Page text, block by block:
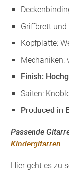
Griffbrett und
Kopfplatte:
Mechaniken:
Finish:
Saiten:
Produced in
Passende
Kindergitarren
Hier geht es zu